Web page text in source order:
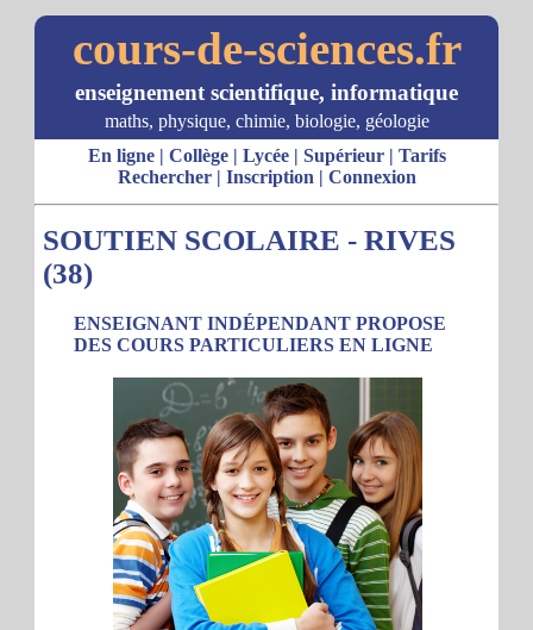
cours-de-sciences.fr
enseignement scientifique, informatique
maths, physique, chimie, biologie, géologie
En ligne| Collège| Lycée| Supérieur| Tarifs
Rechercher| Inscription | Connexion
SOUTIEN SCOLAIRE - RIVES
(38)
ENSEIGNANT INDÉPENDANT PROPOSE
DES COURS PARTICULIERS EN LIGNE